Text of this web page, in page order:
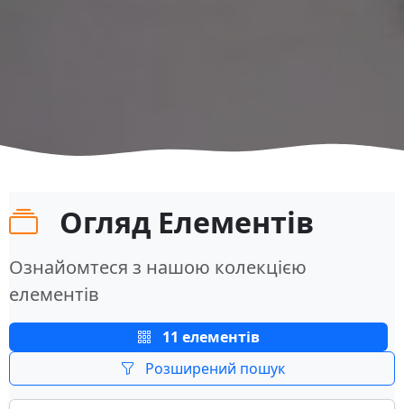
Огляд Елементів
Ознайомтеся з нашою колекцією
елементів
11 елементів
Розширений пошук